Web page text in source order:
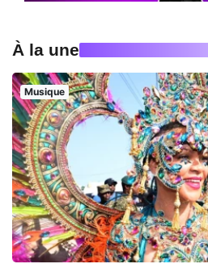
À la une
Musique